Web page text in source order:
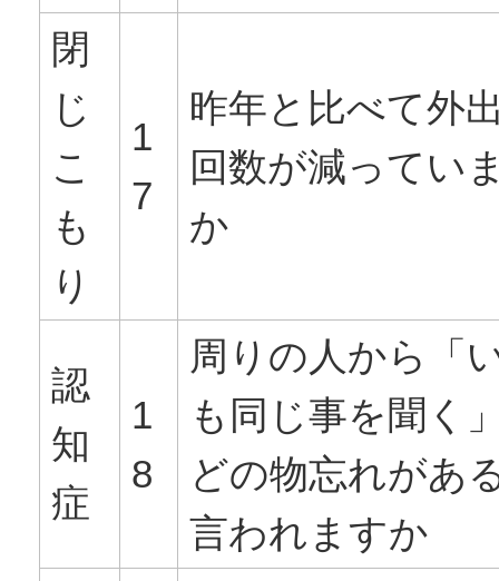
閉
じ
こ
も
り
1
7
昨年と比べて外
回数が減ってい
か
認
知
症
1
8
周りの人から「
も同じ事を聞く
どの物忘れがあ
言われますか